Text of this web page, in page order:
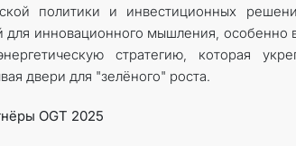
политики и инвестиционных
для инновационного мышления, особенно
стратегию, которая
двери для "зелёного" роста.
OGT 2025